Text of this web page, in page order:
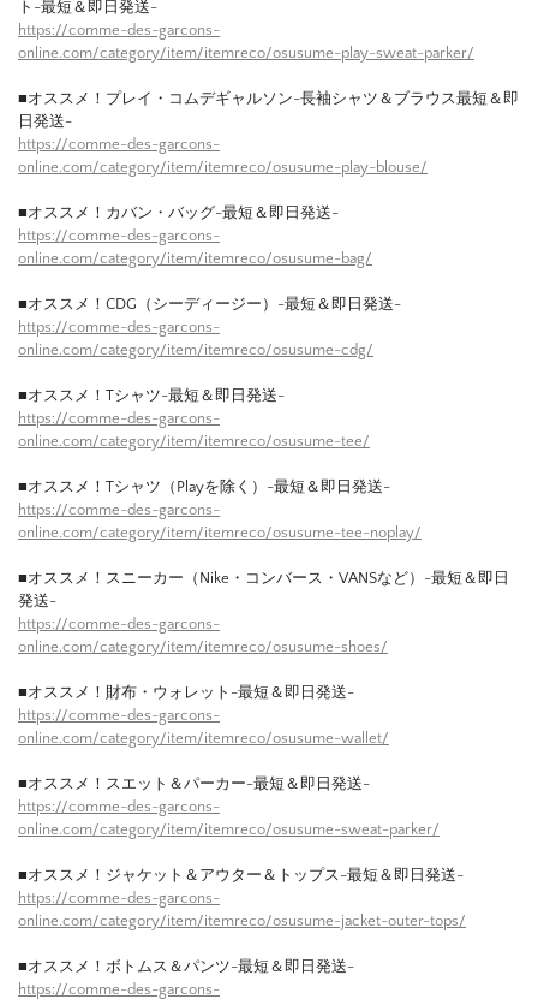
ト-最短＆即日発送-
https://comme-des-garcons-
online.com/category/item/itemreco/osusume-play-sweat-parker/
■オススメ！プレイ・コムデギャルソン-長袖シャツ＆ブラウス最短＆即
日発送-
https://comme-des-garcons-
online.com/category/item/itemreco/osusume-play-blouse/
■オススメ！カバン・バッグ-最短＆即日発送-
https://comme-des-garcons-
online.com/category/item/itemreco/osusume-bag/
■オススメ！CDG（シーディージー）-最短＆即日発送-
https://comme-des-garcons-
online.com/category/item/itemreco/osusume-cdg/
■オススメ！Tシャツ-最短＆即日発送-
https://comme-des-garcons-
online.com/category/item/itemreco/osusume-tee/
■オススメ！Tシャツ（Playを除く）-最短＆即日発送-
https://comme-des-garcons-
online.com/category/item/itemreco/osusume-tee-noplay/
■オススメ！スニーカー（Nike・コンバース・VANSなど）-最短＆即日
発送-
https://comme-des-garcons-
online.com/category/item/itemreco/osusume-shoes/
■オススメ！財布・ウォレット-最短＆即日発送-
https://comme-des-garcons-
online.com/category/item/itemreco/osusume-wallet/
■オススメ！スエット＆パーカー-最短＆即日発送-
https://comme-des-garcons-
online.com/category/item/itemreco/osusume-sweat-parker/
■オススメ！ジャケット＆アウター＆トップス-最短＆即日発送-
https://comme-des-garcons-
online.com/category/item/itemreco/osusume-jacket-outer-tops/
■オススメ！ボトムス＆パンツ-最短＆即日発送-
https://comme-des-garcons-